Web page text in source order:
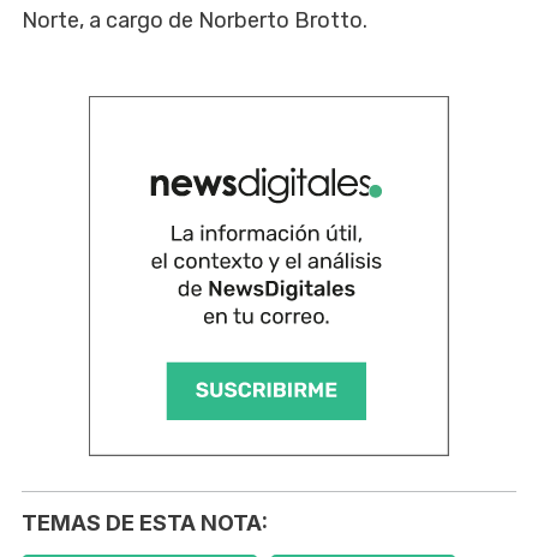
Norte, a cargo de Norberto Brotto.
TEMAS DE ESTA NOTA: